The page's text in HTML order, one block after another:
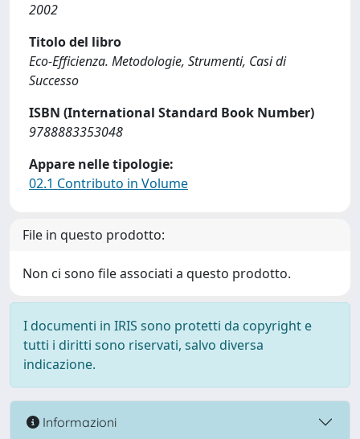
2002
Titolo del libro
Eco-Efficienza. Metodologie, Strumenti, Casi di
Successo
ISBN (International Standard Book Number)
9788883353048
Appare nelle tipologie:
02.1 Contributo in Volume
File in questo prodotto:
Non ci sono file associati a questo prodotto.
I documenti in IRIS sono protetti da copyright e
tutti i diritti sono riservati, salvo diversa
indicazione.
Informazioni